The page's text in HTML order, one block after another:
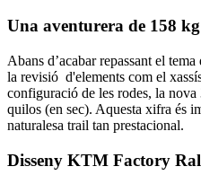
Una aventurera de 158 kg
Abans d’acabar repassant el
la revisió d'elements com el
configuració de les rodes, la
quilos (en sec). Aquesta xifra és
naturalesa trail tan prestacional.
Disseny KTM Factory